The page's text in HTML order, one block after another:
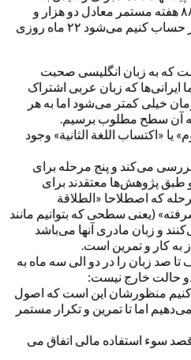
مرحله پیشرفته در این زبان‌ها، ۸۸ هفته مستمر معادل دو هزار و
دویست ساعت کلاس رفتن، اگر حساب کنیم می‌شود ۲۲ ماه روزی
که به زبان انگلیسی صحبت
ایرانی‌ها که زبان عربی اشتراک
خیلی کمتر می‌شود اما به هر
به آن سطح مطلوب برسیم.
یا «اکتساب اللغة الثانية» وجود
می‌کند و پنج مرحله برای
طبق پژوهش‌ها معتقدند برای
که اصطلاحا «الطلاقة
(یعنی سطحی که بتوانیم مانند
و زبان مادری آنها می‌باشد
به کار و تمرین است.
صد زبان را در دو الی سه ماه به
حالت خارج نیست:
کنیم منظورشان این است که اصول
اما تا تمرین و تکرار مستمر
سوء استفاده مالی اتفاق می